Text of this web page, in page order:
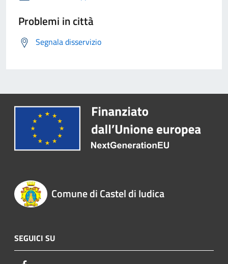
Problemi in città
Segnala disservizio
Comune di Castel di Iudica
SEGUICI SU